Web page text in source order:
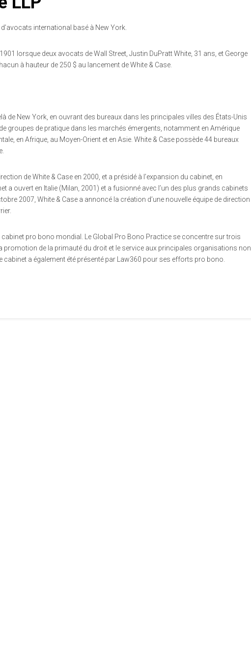
international basé à New York.
1901 lorsque deux avocats de Wall Street, Justin DuPratt White, 31 ans, et George
à hauteur de 250 $ au lancement de White & Case.
de New York, en ouvrant des bureaux dans les principales villes des États-Unis
groupes de pratique dans les marchés émergents, notamment en Amérique
en Afrique, au Moyen-Orient et en Asie. White & Case possède 44 bureaux
de White & Case en 2000, et a présidé à l’expansion du cabinet, en
a ouvert en Italie (Milan, 2001) et a fusionné avec l’un des plus grands cabinets
2007, White & Case a annoncé la création d’une nouvelle équipe de direction
cabinet pro bono mondial. Le Global Pro Bono Practice se concentre sur trois
promotion de la primauté du droit et le service aux principales organisations non
cabinet a également été présenté par Law360 pour ses efforts pro bono.